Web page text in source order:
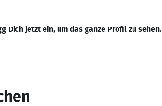
Dich jetzt ein, um das ganze Profil zu sehen.